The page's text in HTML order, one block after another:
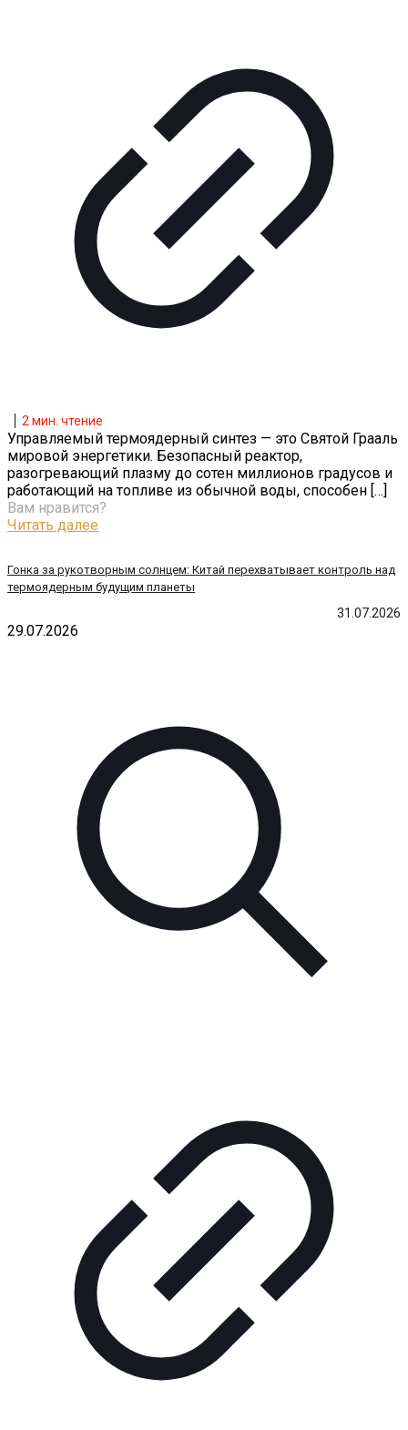
31.07.2026
Гонка за рукотворным солнцем: Китай перехватывает контроль над
термоядерным будущим планеты
2 мин. чтение
Управляемый термоядерный синтез — это Святой Грааль
мировой энергетики. Безопасный реактор,
разогревающий плазму до сотен миллионов градусов и
работающий на топливе из обычной воды, способен […]
Вам нравится?
Читать далее
29.07.2026